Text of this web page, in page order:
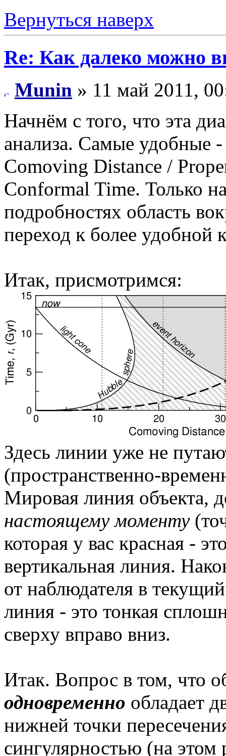
Вернуться наверх
Re: Как далеко можно
Munin » 11 май 2011,
Начнём с того, что эта
анализа. Самые удобные
Comoving Distance /
Conformal Time. Только
подробностях область
переход к более удобной
Итак, присмотримся:
Здесь линии уже не
(пространственно-
Мировая линия объекта,
настоящему моменту
которая у вас красная -
вертикальная линия.
от наблюдателя в
линия - это тонкая
сверху вправо вниз.
Итак. Вопрос в том, что
одновременно обладает
нижней точки
сингулярностью (на